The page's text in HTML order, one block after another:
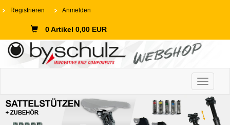
Registrieren Anmelden
0 Artikel 0,00 EUR
Toggle